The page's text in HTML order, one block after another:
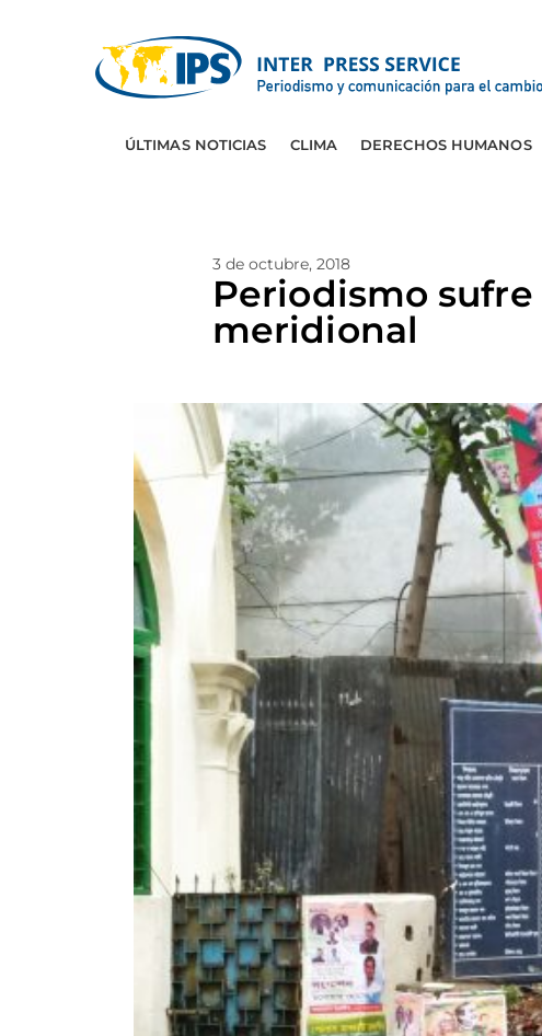
ÚLTIMAS NOTICIAS CLIMA DERECHOS HUMANOS
3 de octubre, 2018
Periodismo
meridional